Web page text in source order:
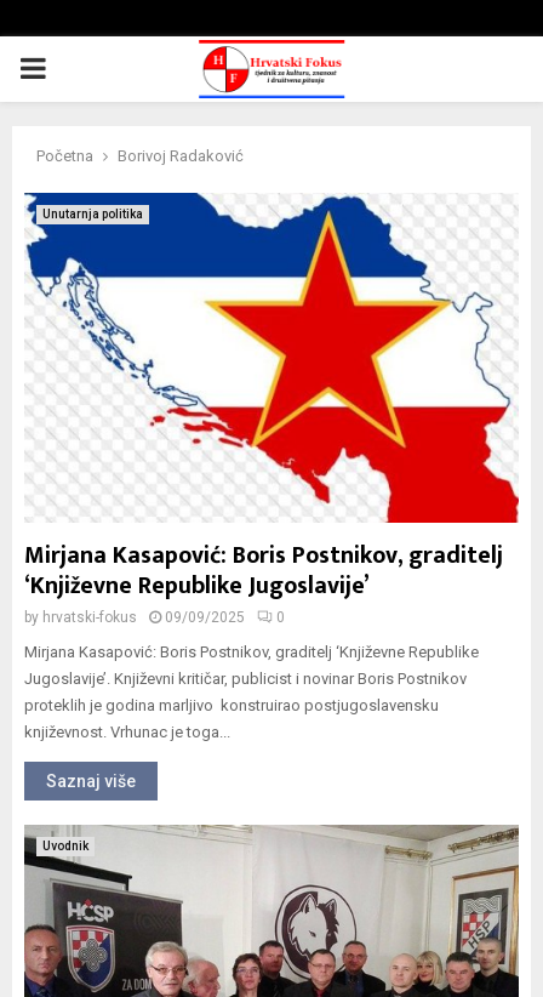
PRIMARY
Početna Borivoj Radaković
Unutarnja politika
Mirjana Kasapović: Boris Postnikov, graditelj
‘Književne Republike Jugoslavije’
by hrvatski-fokus 09/09/2025 0
Mirjana Kasapović: Boris Postnikov, graditelj ‘Književne Republike
Jugoslavije’. Književni kritičar, publicist i novinar Boris Postnikov
proteklih je godina marljivo konstruirao postjugoslavensku
književnost. Vrhunac je toga...
Saznaj više
Uvodnik